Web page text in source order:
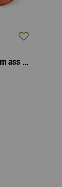
Sachet Wood Buttons D3-7cm ass Orange ( x 30 )